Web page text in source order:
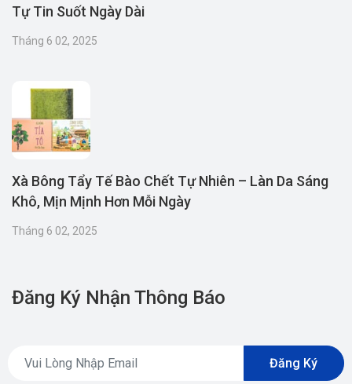
Tự Tin Suốt Ngày Dài
Tháng 6 02, 2025
Xà Bông Tẩy Tế Bào Chết Tự Nhiên – Làn Da Sáng
Khô, Mịn Mịnh Hơn Mỗi Ngày
Tháng 6 02, 2025
Đăng Ký Nhận Thông Báo
Đăng Ký